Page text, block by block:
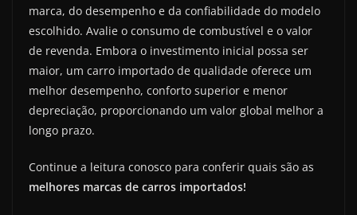
marca, do desempenho e da confiabilidade do modelo
escolhido. Avalie o consumo de combustível e o valor
de revenda. Embora o investimento inicial possa ser
maior, um carro importado de qualidade oferece um
melhor desempenho, conforto superior e menor
depreciação, proporcionando um valor global melhor a
longo prazo.
Continue a leitura conosco para conferir quais são as
melhores marcas de carros importados!